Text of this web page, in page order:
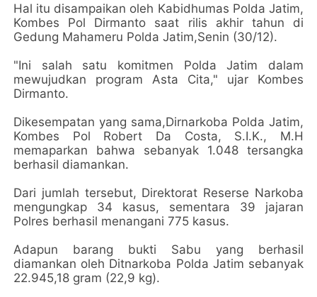
Hal itu disampaikan oleh Kabidhumas Polda Jatim,
Kombes Pol Dirmanto saat rilis akhir tahun di
Gedung Mahameru Polda Jatim,Senin (30/12).
"Ini salah satu komitmen Polda Jatim dalam
mewujudkan program Asta Cita," ujar Kombes
Dirmanto.
Dikesempatan yang sama,Dirnarkoba Polda Jatim,
Kombes Pol Robert Da Costa, S.I.K., M.H
memaparkan bahwa sebanyak 1.048 tersangka
berhasil diamankan.
Dari jumlah tersebut, Direktorat Reserse Narkoba
mengungkap 34 kasus, sementara 39 jajaran
Polres berhasil menangani 775 kasus.
Adapun barang bukti Sabu yang berhasil
diamankan oleh Ditnarkoba Polda Jatim sebanyak
22.945,18 gram (22,9 kg).